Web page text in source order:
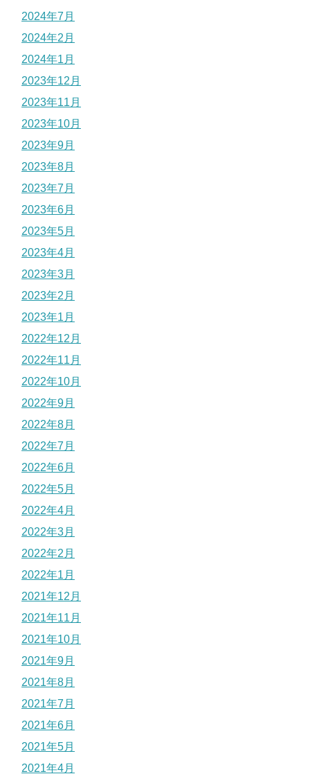
2024年7月
2024年2月
2024年1月
2023年12月
2023年11月
2023年10月
2023年9月
2023年8月
2023年7月
2023年6月
2023年5月
2023年4月
2023年3月
2023年2月
2023年1月
2022年12月
2022年11月
2022年10月
2022年9月
2022年8月
2022年7月
2022年6月
2022年5月
2022年4月
2022年3月
2022年2月
2022年1月
2021年12月
2021年11月
2021年10月
2021年9月
2021年8月
2021年7月
2021年6月
2021年5月
2021年4月